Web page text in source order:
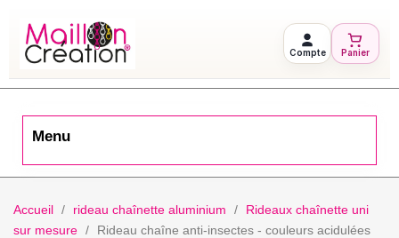
Compte Panier
Menu
Accueil rideau chaînette aluminium
Rideaux chaînette uni
sur mesure
Rideau chaîne anti-insectes - couleurs acidulées